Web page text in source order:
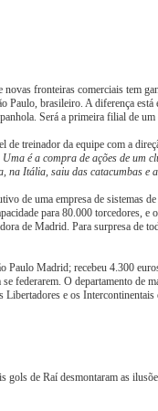
fronteiras comerciais tem
brasileiro. A diferença
Será a primeira filial de
treinador da equipe com a
é a compra de ações de
na Itália, saiu das catacumbas
de uma empresa de
para 80.000 torcedores,
de Madrid. Para surpresa
Madrid; recebeu 4.300
federarem. O departamento
e os
gols de Raí desmontaram as